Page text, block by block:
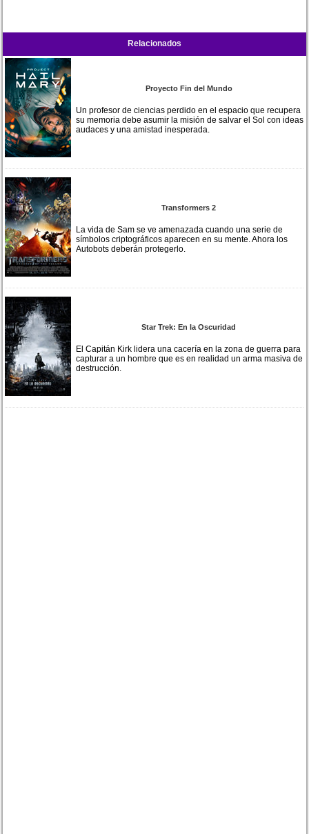
Relacionados
Proyecto Fin del Mundo
Un profesor de ciencias perdido en el espacio que recupera
su memoria debe asumir la misión de salvar el Sol con ideas
audaces y una amistad inesperada.
Transformers 2
La vida de Sam se ve amenazada cuando una serie de
símbolos criptográficos aparecen en su mente. Ahora los
Autobots deberán protegerlo.
Star Trek: En la Oscuridad
El Capitán Kirk lidera una cacería en la zona de guerra para
capturar a un hombre que es en realidad un arma masiva de
destrucción.